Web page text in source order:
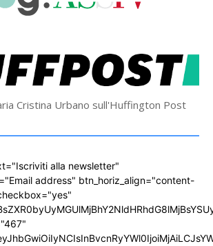
Cristina Urbano sull'Huffington Post
alla newsletter"
address" btn_horiz_align="content-